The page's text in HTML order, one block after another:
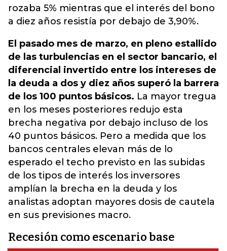
rozaba 5% mientras que el interés del bono
a diez años resistía por debajo de 3,90%.
El pasado mes de marzo, en pleno estallido
de las turbulencias en el sector bancario, el
diferencial invertido entre los intereses de
la deuda a dos y diez años superó la barrera
de los 100 puntos básicos. La mayor tregua
en los meses posteriores redujo esta
brecha negativa por debajo incluso de los
40 puntos básicos. Pero a medida que los
bancos centrales elevan más de lo
esperado el techo previsto en las subidas
de los tipos de interés los inversores
amplían la brecha en la deuda y los
analistas adoptan mayores dosis de cautela
en sus previsiones macro.
Recesión como escenario base